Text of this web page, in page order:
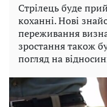
Стрілець буде
коханні. Нові
переживання
зростання також
погляд на